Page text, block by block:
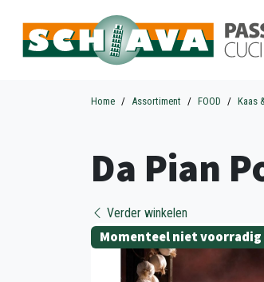
Home Assortiment FOOD Kaas
Da Pian
Verder winkelen
Momenteel niet voorradig